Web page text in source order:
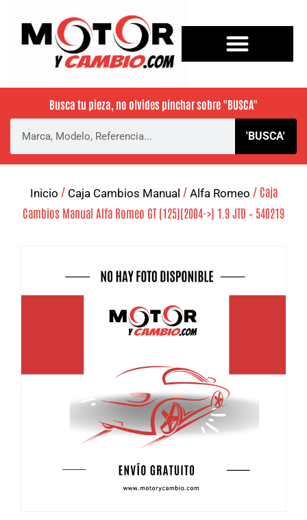
Busca tu pieza, no olvides pinchar sobre "BUSCA"
'BUSCA'
Inicio / Caja Cambios Manual / Alfa Romeo / Caja
Cambios Manual Alfa Romeo GT (125)(2004->) 1.9 JTD – 540219